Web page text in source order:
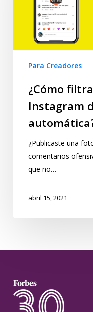
Para Creadores
¿Cómo
Instagram
¿Publicaste una
comentarios
que no…
abril 15, 2021